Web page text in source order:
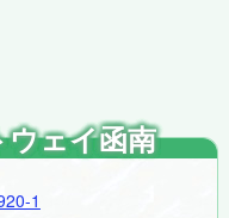
ェイ函南
1